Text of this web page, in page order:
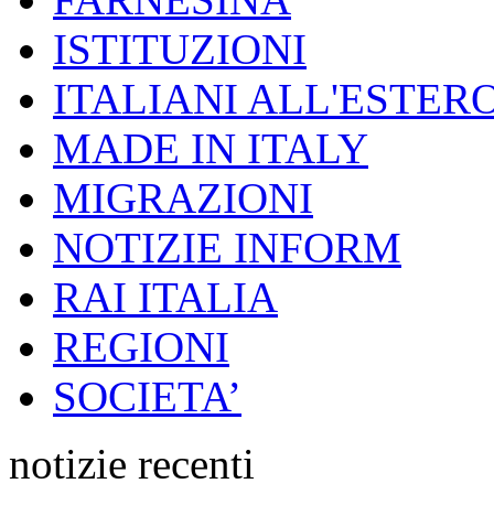
ISTITUZIONI
ITALIANI
MADE IN ITALY
MIGRAZIONI
NOTIZIE INFORM
RAI ITALIA
REGIONI
SOCIETA’
notizie recenti